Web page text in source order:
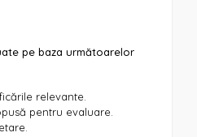
pe baza următoarelor
relevante.
pentru evaluare.